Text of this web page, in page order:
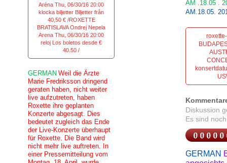
AM .18.05 .
AM.18.05.
Diskussion
Es sind
GERMAN
Aréna Thu, 06/30/16 20:00
klocka biljetter Biljetter från
40,50 € /ROXETTE
BRATISLAVA Ondrej Nepela
Arena Thu, 06/30/16 20:00
reloj Los boletos desde €
40.50 /
GERMAN Weil die Ärzte
Marie Fredriksson dringend
geraten haben, nicht weiter
live aufzutreten, haben
Roxette ihre geplanten
Konzerte abgesagt. Dies
bedeutet zugleich das Ende
der Live-Konzerte überhaupt
für Roxette. Die Band wird
nicht mehr live auftreten. In
einer Pressemitteilung vom